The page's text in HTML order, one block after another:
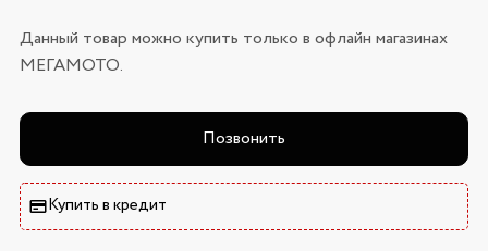
Данный товар можно купить только в офлайн магазинах
МЕГАМОТО.
Позвонить
Купить в кредит